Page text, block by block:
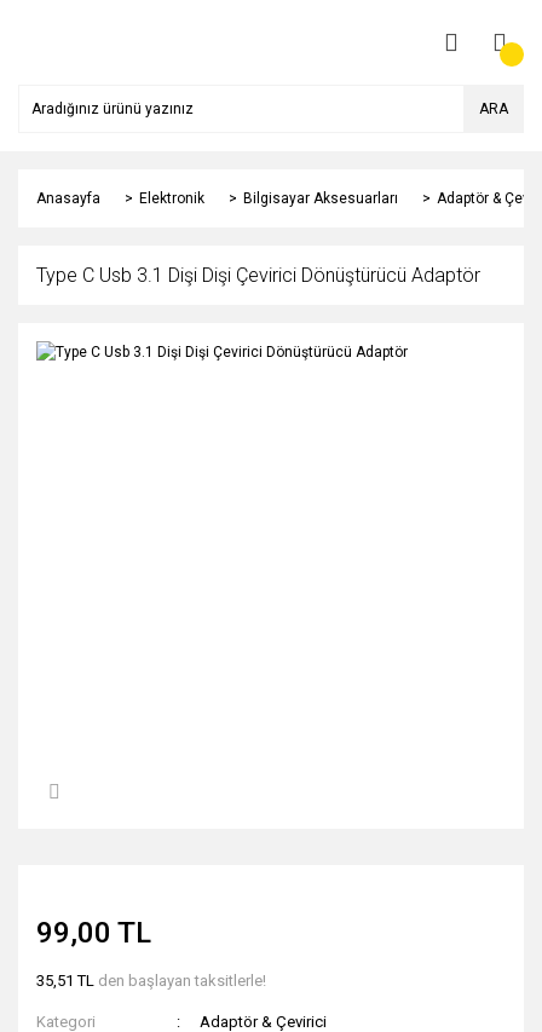
ARA
Anasayfa Elektronik Bilgisayar Aksesuarları Adaptör &
Type C Usb 3.1 Dişi Dişi Çevirici Dönüştürücü Adaptör
99,00 TL
35,51 TL den başlayan taksitlerle!
Kategori
Adaptör & Çevirici